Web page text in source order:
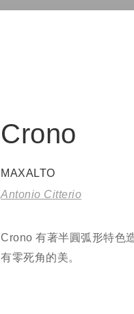
Crono
MAXALTO
Antonio Citterio
Crono 有著半圓弧形特色
有零死角的美。